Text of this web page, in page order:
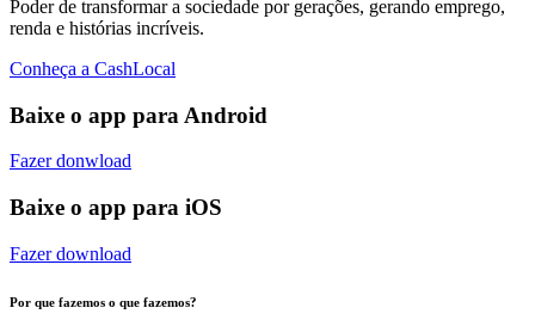
Poder de transformar a sociedade por gerações, gerando emprego,
renda e histórias incríveis.
Conheça a CashLocal
Baixe o app para Android
Fazer donwload
Baixe o app para iOS
Fazer download
Por que fazemos o que fazemos?